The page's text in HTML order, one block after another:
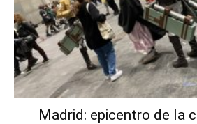
Madrid: epicentro de la